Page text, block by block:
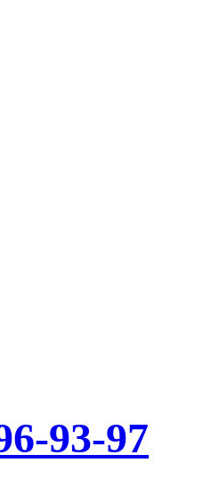
93-97